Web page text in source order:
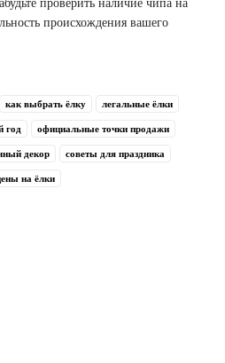
проверить наличие чипа на
происхождения вашего
как выбрать ёлку легальные ёлки
год официальные точки продажи
декор советы для праздника
на ёлки